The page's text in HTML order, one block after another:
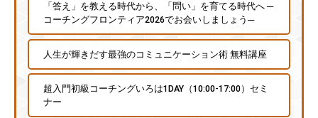
「答え」を教える時代から、「問い」を育てる時代へ ─
コーチングフロンティア2026でお会いしましょう─
人生が輝きだす最強のコミュニケーション術 無料講座
超入門初級コーチングいろは1DAY（10:00-17:00）セミ
ナー